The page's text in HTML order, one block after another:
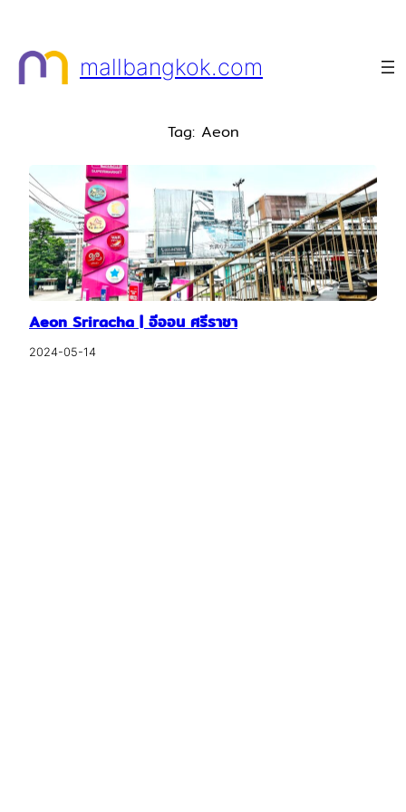
content
mallbangkok.com
Tag: Aeon
Aeon Sriracha | อีออน ศรีราชา
2024-05-14